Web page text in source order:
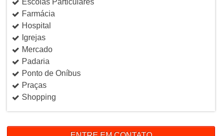
Farmácia
Hospital
Igrejas
Mercado
Padaria
Ponto de Oníbus
Praças
Shopping